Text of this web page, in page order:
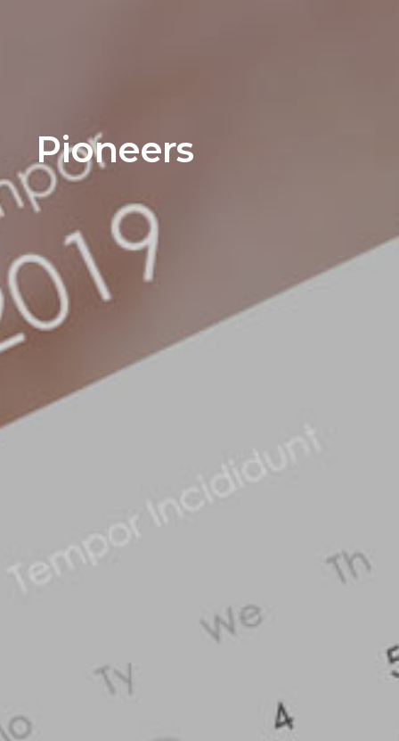
Pioneers